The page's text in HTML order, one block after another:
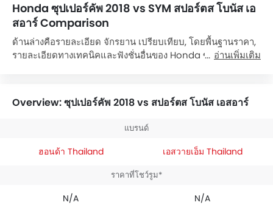
Honda ซุปเปอร์คัพ 2018 vs SYM สปอร์ตส โบนัส เอ
สอาร์ Comparison
ด้านล่างคือรายละเอียด จักรยาน เปรียบเทียบ, โดยพื้นฐานราคา,
รายละเอียดทางเทคนิคและฟังชั่นอื่นของ Honda ซุปเปอร์คัพ
มีราคาอยู่ระหว่าง ฿0. พูดเกี่ยวกับรายละเอียดทางเทคนิค,
Honda ซุปเปอร์คัพ 2018 Standardมาพร้อม 109.17
SYM สปอร์ตส โบนัส เอสอาร์ Standard
อ่านเพิ่มเติม
Overview: ซุปเปอร์คัพ 2018 vs สปอร์ตส โบนัส เอสอาร์
แบรนด์
ฮอนด้า Thailand เอสวายเอ็ม Thailand
ราคาที่โชว์รูม*
N/A N/A